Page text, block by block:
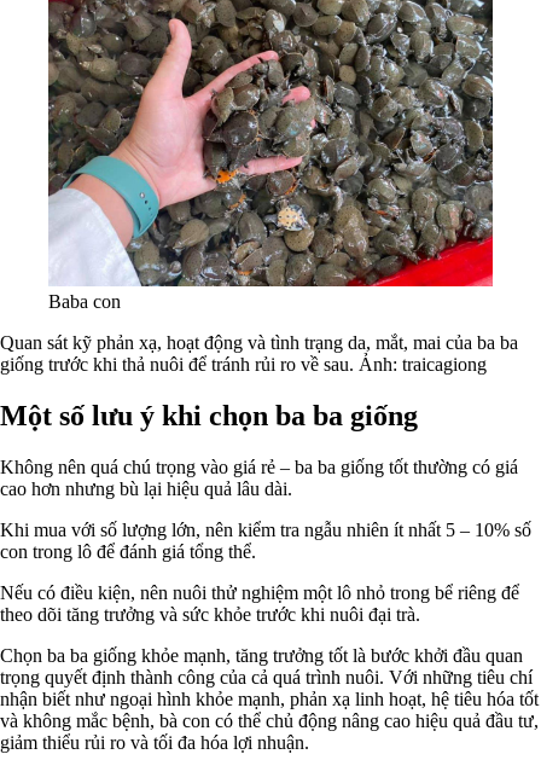
Baba con
Quan sát kỹ phản xạ, hoạt động và tình trạng da, mắt, mai của ba ba
giống trước khi thả nuôi để tránh rủi ro về sau. Ảnh: traicagiong
Một số lưu ý khi chọn ba ba giống
Không nên quá chú trọng vào giá rẻ – ba ba giống tốt thường có giá
cao hơn nhưng bù lại hiệu quả lâu dài.
Khi mua với số lượng lớn, nên kiểm tra ngẫu nhiên ít nhất 5 – 10% số
con trong lô để đánh giá tổng thể.
Nếu có điều kiện, nên nuôi thử nghiệm một lô nhỏ trong bể riêng để
theo dõi tăng trưởng và sức khỏe trước khi nuôi đại trà.
Chọn ba ba giống khỏe mạnh, tăng trưởng tốt là bước khởi đầu quan
trọng quyết định thành công của cả quá trình nuôi. Với những tiêu chí
nhận biết như ngoại hình khỏe mạnh, phản xạ linh hoạt, hệ tiêu hóa tốt
và không mắc bệnh, bà con có thể chủ động nâng cao hiệu quả đầu tư,
giảm thiểu rủi ro và tối đa hóa lợi nhuận.